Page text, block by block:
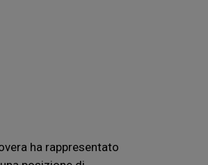
ha rappresentato